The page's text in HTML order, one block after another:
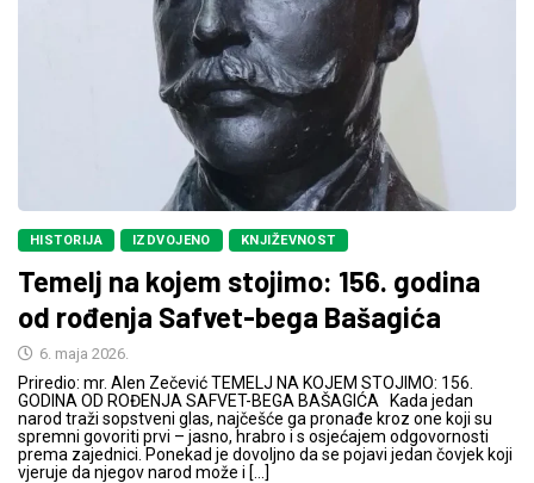
HISTORIJA IZDVOJENO KNJIŽEVNOST
Temelj na kojem stojimo: 156. godina
od rođenja Safvet-bega Bašagića
6. maja 2026.
Priredio: mr. Alen Zečević TEMELJ NA KOJEM STOJIMO: 156.
GODINA OD ROĐENJA SAFVET-BEGA BAŠAGIĆA Kada jedan
narod traži sopstveni glas, najčešće ga pronađe kroz one koji su
spremni govoriti prvi – jasno, hrabro i s osjećajem odgovornosti
prema zajednici. Ponekad je dovoljno da se pojavi jedan čovjek koji
vjeruje da njegov narod može i […]